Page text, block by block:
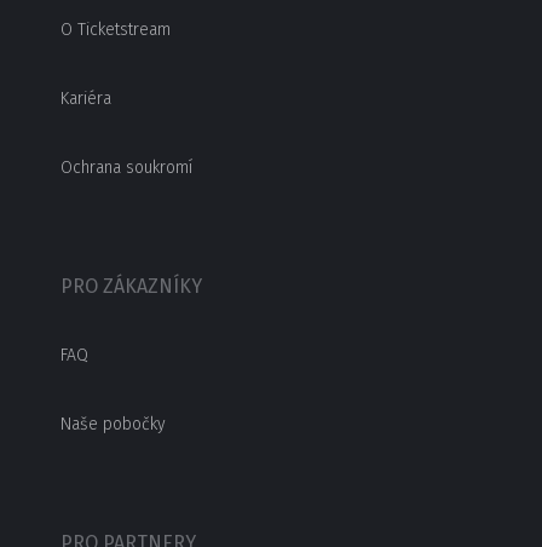
O Ticketstream
Kariéra
Ochrana soukromí
PRO ZÁKAZNÍKY
FAQ
Naše pobočky